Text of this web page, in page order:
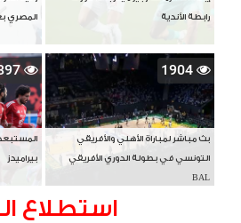
رابطة الأندية المصري
1904
بث مباشر لمباراة الأهلي والأفريقي
التونسي في بطولة الدوري الأفريقي
BAL
بيراميدز
استطلاع